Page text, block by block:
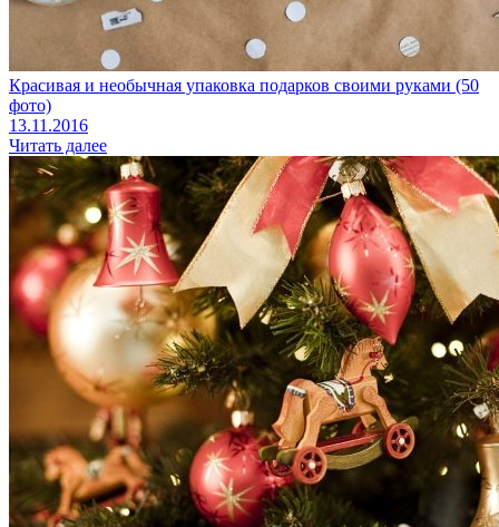
Красивая и необычная упаковка подарков своими руками (50
фото)
13.11.2016
Читать далее